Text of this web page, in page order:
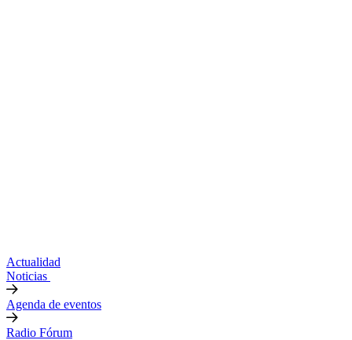
Actualidad
Noticias
Agenda de eventos
Radio Fórum